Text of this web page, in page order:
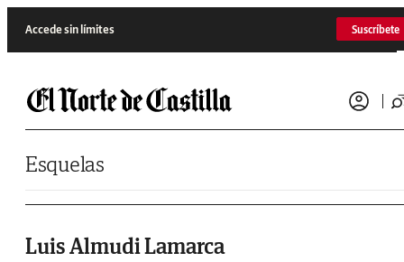
Accede sin límites Suscríbete
Esquelas
Luis Almudi Lamarca